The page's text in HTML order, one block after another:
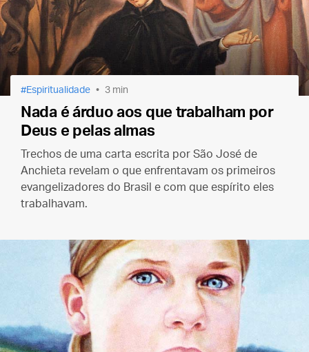
Espiritualidade 3 min
Nada é árduo aos que trabalham por
Deus e pelas almas
Trechos de uma carta escrita por São José de
Anchieta revelam o que enfrentavam os primeiros
evangelizadores do Brasil e com que espírito eles
trabalhavam.